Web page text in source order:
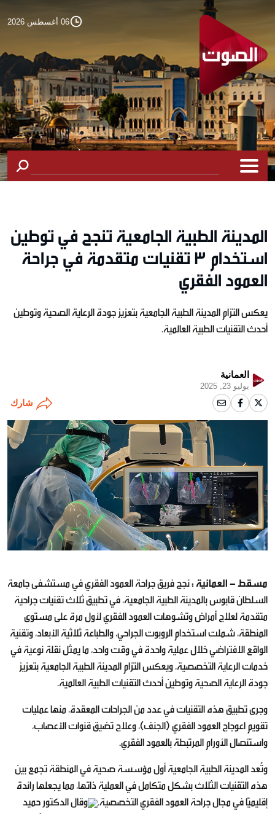
06 أغسطس 2026
المدينة الطبية الجامعية تنجح في توطين
استخدام 3 تقنيات متقدمة في جراحة
العمود الفقري
يعكس التزام المدينة الطبية الجامعية بتعزيز جودة الرعاية الصحية وتوطين
أحدث التقنيات الطبية العالمية.
العمانية
يوليو 23, 2025
شارك
مسقط - العمانية :نجح فريق جراحة العمود الفقري في مستشفى جامعة
السلطان قابوس بالمدينة الطبية الجامعية، في تطبيق ثلاث تقنيات جراحية
متقدمة لعلاج أمراض وتشوهات العمود الفقري لأول مرة على مستوى
المنطقة، شملت استخدام الروبوت الجراحي، والطباعة ثلاثية الأبعاد، وتقنية
الواقع الافتراضي خلال عملية واحدة في وقت واحد، ما يمثل نقلة نوعية في
خدمات الرعاية التخصصية، ويعكس التزام المدينة الطبية الجامعية بتعزيز
جودة الرعاية الصحية وتوطين أحدث التقنيات الطبية العالمية.
وجرى تطبيق هذه التقنيات في عدد من الجراحات المعقدة، منها عمليات
تقويم اعوجاج العمود الفقري (الجنف)، وعلاج تضيق قنوات الأعصاب،
واستئصال الأورام المرتبطة بالعمود الفقري.
وتُعد المدينة الطبية الجامعية أول مؤسسة صحية في المنطقة تجمع بين
هذه التقنيات الثلاث بشكل متكامل في العملية ذاتها، مما يجعلها رائدة
إقليميًا في مجال جراحة العمود الفقري التخصصية.
وقال الدكتور حميد